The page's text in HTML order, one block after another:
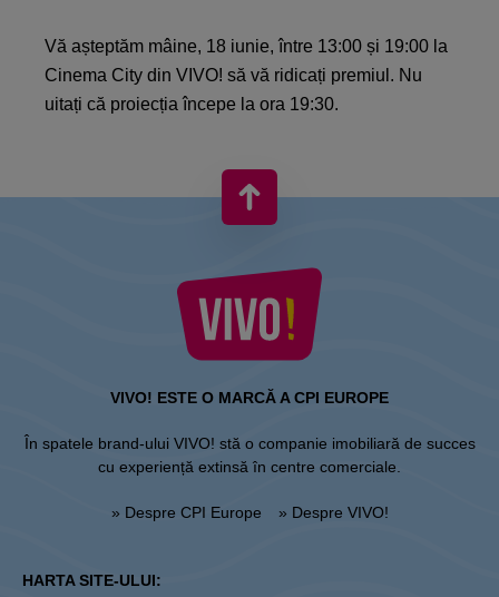
Vă așteptăm mâine, 18 iunie, între 13:00 și 19:00 la
Cinema City din VIVO! să vă ridicați premiul. Nu
uitați că proiecția începe la ora 19:30.
VIVO! ESTE O MARCĂ A CPI EUROPE
În spatele brand-ului VIVO! stă o companie imobiliară de succes
cu experiență extinsă în centre comerciale.
» Despre CPI Europe » Despre VIVO!
HARTA SITE-ULUI: